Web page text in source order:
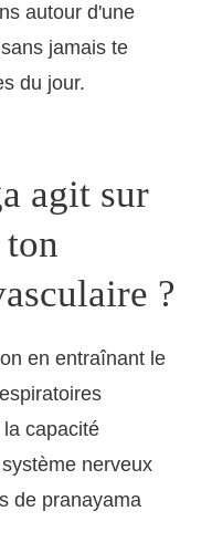
autour d'une
jamais te
du jour.
agit sur
?
en entraînant le
capacité
nerveux
de pranayama